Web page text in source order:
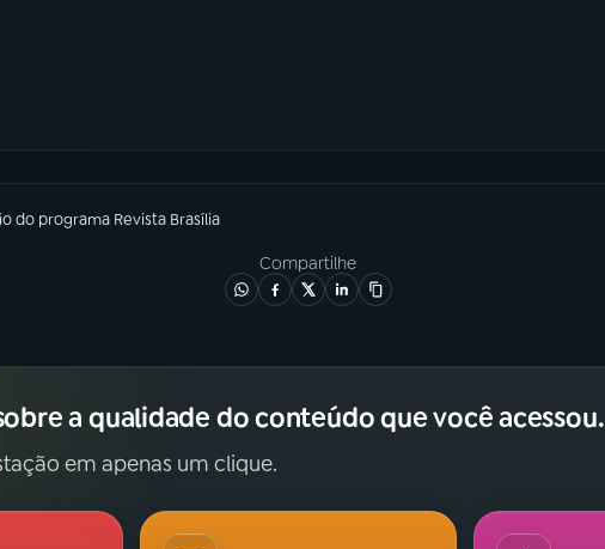
do programa Revista Brasília
Compartilhe
a qualidade do conteúdo que você acessou.
em apenas um clique.